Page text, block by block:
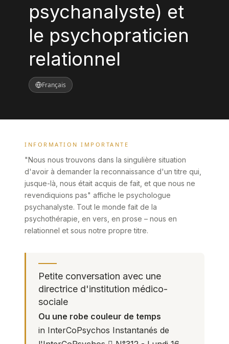
psychanalyste) et
le psychopraticien
relationnel
Français
INFORMATION IMPORTANTE
"Nous nous trouvons dans la singulière situation
d'avoir à demander la reconnaissance d'un titre qui,
jusque-là, nous était acquis de fait, et que nous ne
revendiquions pas" affiche le psychologue
psychanalyste. Tout le monde fait de la
psychothérapie, en vers, en prose – nous en
relationnel et sous notre propre titre.
Petite conversation avec une
directrice d'institution médico-
sociale
Ou une robe couleur de temps
in InterCoPsychos Instantanés de